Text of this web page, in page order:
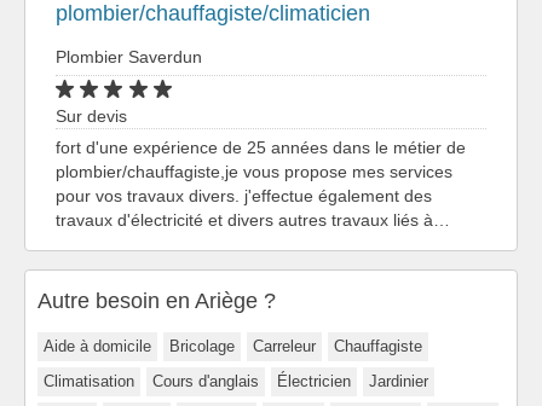
plombier/chauffagiste/climaticien
Plombier Saverdun
Sur devis
fort d'une expérience de 25 années dans le métier de
plombier/chauffagiste,je vous propose mes services
pour vos travaux divers. j'effectue également des
travaux d'électricité et divers autres travaux liés à…
Autre besoin en Ariège ?
Aide à domicile Bricolage Carreleur
Chauffagiste
Climatisation
Cours d'anglais Électricien
Jardinier